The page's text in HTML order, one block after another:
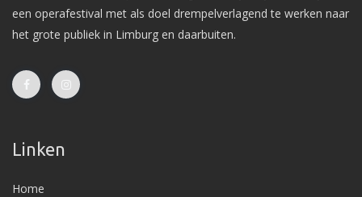
een operafestival met als doel drempelverlagend te werken naar
het grote publiek in Limburg en daarbuiten.
Linken
Home